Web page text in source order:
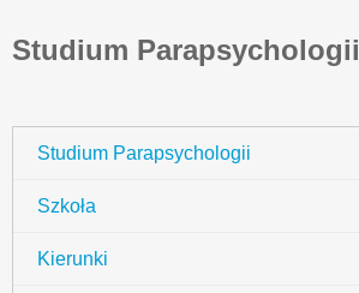
Studium Parapsychologii
Studium Parapsychologii
Szkoła
Kierunki